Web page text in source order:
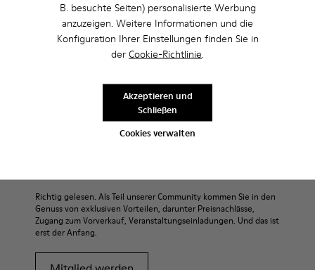
B. besuchte Seiten) personalisierte Werbung
anzuzeigen. Weitere Informationen und die
Konfiguration Ihrer Einstellungen finden Sie in
der Cookie-Richtlinie.
Cookies verwalten
Akzeptieren und
Schließen
HERREN KLEIDUNG DENIM BY CAMPERLAB FÜR HERREN
Richtig gelesen. Als Teil unserer Community kommen Sie in den
Genuss von exklusiven Vorteilen, darunter Preisnachlässe,
Zugang zum Vorverkauf, Veranstaltungseinladungen. Und das ist
erst der Anfang.